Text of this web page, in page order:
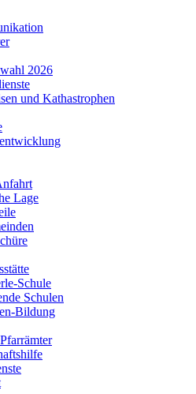
2026
und Kathastrophen
Lage
Schule
Schulen
Bildung